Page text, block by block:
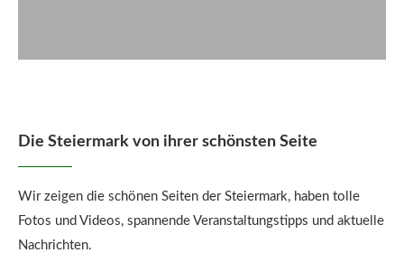
Die Steiermark von ihrer schönsten Seite
Wir zeigen die schönen Seiten der Steiermark, haben tolle
Fotos und Videos, spannende Veranstaltungstipps und aktuelle
Nachrichten.